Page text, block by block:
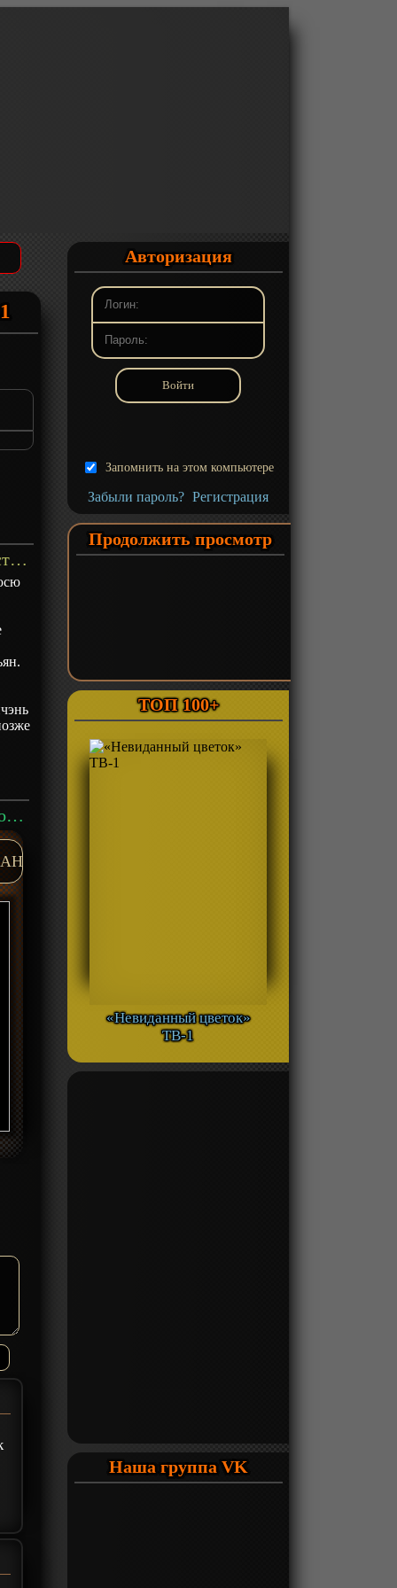
«Записи о девяти воздушных островах» ТВ-1 - описание
Аниме «Записи о девяти воздушных островах» ТВ-1 смотреть онлайн
AH
Авторизация
Запомнить на этом компьютере
Забыли пароль? Регистрация
Продолжить просмотр
ТОП 100+
«Невиданный цветок»
ТВ-1
Наша группа VK